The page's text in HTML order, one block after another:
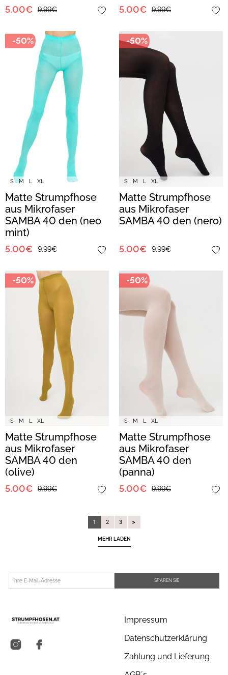
5.00€ 9.99€ 5.00€ 9.99€
S M L XL
-50%
Matte Strumpfhose
aus Mikrofaser
SAMBA 40 den (neo
mint)
5.00€ 9.99€
S M L XL
-50%
Matte Strumpfhose
aus Mikrofaser
SAMBA 40 den (nero)
5.00€ 9.99€
S M L XL
-50%
Matte Strumpfhose
aus Mikrofaser
SAMBA 40 den
(olive)
5.00€ 9.99€
S M L XL
-50%
Matte Strumpfhose
aus Mikrofaser
SAMBA 40 den
(panna)
5.00€ 9.99€
MEHR LADEN
1 2 3
SPAREN SIE
Impressum
Datenschutzerklärung
Zahlung und Lieferung